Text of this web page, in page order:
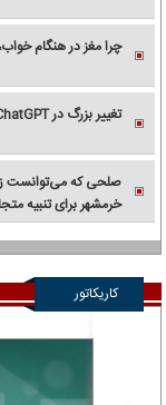
چرا مغز در هنگام
تغییر بزرگ در ChatGPT / چت متنی نامحدود و رایگان
صلحی که می‌توانست
خرمشهر برای تنبیه
کاریکاتور